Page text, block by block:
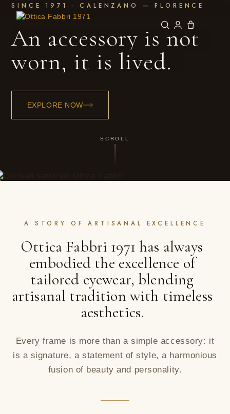
SINCE 1971 · CALENZANO — FLORENCE
An accessory is not
worn, it is lived.
EXPLORE NOW
SCROLL
A STORY OF ARTISANAL EXCELLENCE
Ottica Fabbri 1971 has always
embodied the excellence of
tailored eyewear, blending
artisanal tradition with timeless
aesthetics.
Every frame is more than a simple accessory: it
is a signature, a statement of style, a harmonious
fusion of beauty and personality.